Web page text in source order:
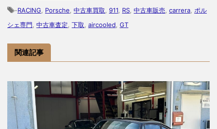
-RACING Porsche 中古車買取 911 RS 中古車販売 carrera ポル
シェ専門 中古車査定 下取 aircooled GT
関連記事